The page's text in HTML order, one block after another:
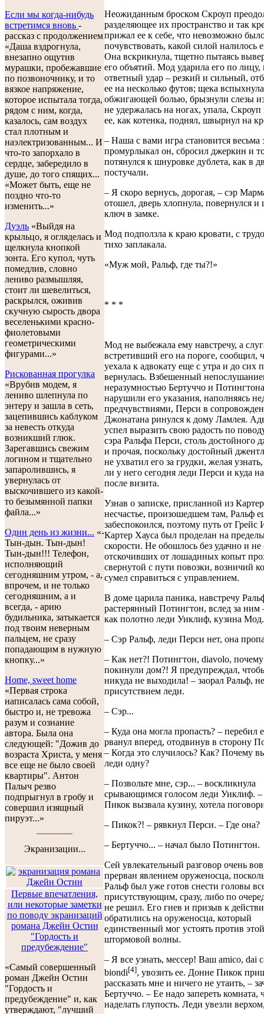
Если мы когда-нибудь
встретимся вновь -
рассказ с продолжением
«Даша вздрогнула,
внезапно ощутив
мурашки, пробежавшие
по позвоночнику, и то
вязкое напряжение,
которое испытала тогда,
рядом с ним, когда,
казалось, сам воздух
стал плотным и
наэлектризованным... И
что-то запорхало в
сердце, забередило в
душе, до того спящих...
«Может быть, еще не
поздно что-то
изменить...»
Дуэль «Выйдя на
крыльцо, я огляделась и
щелкнула кнопкой
зонта. Его купол, чуть
помедлив, словно
лениво размышляя,
стоит ли шевелиться,
раскрылся, оживив
скучную сырость двора
веселенькими красно-
фиолетовыми
геометрическими
фигурами...»
Рискованная прогулка
«Врубив модем, я
лениво шлепнула по
энтеру и зашла в сеть,
зацепившись каблуком
за невесть откуда
возникший глюк.
Зарегавшись свежим
логином и тщательно
запаролившись, я
увернулась от
выскочившего из какой-
то безымянной папки
файла...»
Один день из жизни... «-
Тын-дын. Тын-дын!
Тын-дын!!! Телефон,
исполняющий
сегодняшним утром, - а,
впрочем, и не только
сегодняшним, а и
всегда, - арию
будильника, затыкается
под твоим неверным
пальцем, не сразу
попадающим в нужную
кнопку...»
Home, sweet home
«Первая строка
написалась сама собой,
быстро и, не тревожа
разум и сознание
автора. Была она
следующей: "Дожив до
возраста Христа, у меня
все еще не было своей
квартиры". Антон
Палыч резво
подпрыгнул в гробу и
совершил изящный
пируэт...»
Экранизации...
Первые впечатления,
или некоторые заметки
по поводу экранизаций
романа Джейн Остин
"Гордость и
предубеждение"
«Самый совершенный
роман Джейн Остин
"Гордость и
предубеждение" и, как
утверждают, "лучший
Неожиданным броском Скроуп
разделяющее их пространство и так
прижал ее к себе, что невозможно
почувствовать, какой силой налилось
Она вскрикнула, тщетно пытаясь
его объятий. Мод ударила его по лицу,
ответный удар – резкий и сильный,
ее на несколько футов; щека вспыхнула
обжигающей болью, брызнули слезы
не удержалась на ногах, упала, Скроуп
ее, как котенка, поднял, швырнул на
– Наша с вами игра становится весьма
промурлыкал он, сбросил джеркин и
потянулся к шнуровке дублета, как в
постучали.
– Я скоро вернусь, дорогая, – сэр
отошел, дверь хлопнула, повернулся и
ключ в замке.
Мод подползла к краю кровати, с
тихо заплакала.
«Муж мой, Ральф, где ты?!»
* * *
Мод не выбежала ему навстречу, а
встретивший его на пороге, сообщил,
уехала к адвокату еще с утра и до сих
вернулась. Взбешенный
неразумностью Бертуччо и
нарушили его указания, наполняясь
предчувствиями, Перси в
Джонатана ринулся к дому Ламлея.
успел выразить свою радость по
сэра Ральфа Перси, столь достойного
и прочая, поскольку достойный
не ухватил его за грудки, желая
ли у него сегодня леди Перси и куда
после визита.
Узнав о записке, присланной из
несчастье, произошедшем там, Ральф
забеспокоился, поэтому путь от Грейс
Картер Хауса был проделан на
скорости. Не обошлось без удачно и не
отскочивших от лошадиных копыт
свернутой с пути повозки, возничий
сумел справиться с управлением.
В доме царила паника, навстречу
растерянный Потингтон, вслед за ним
как полотно леди Уиклиф, кузина Мод.
– Сэр Ральф, леди Перси нет, она
– Как нет?! Потингтон, diavolo,
покинули дом?! Я предупреждал,
никуда не выходила! – заорал Ральф,
присутствием леди.
– Сэр...
– Куда она могла пропасть? – перебил
рванул вперед, отодвинув в сторону
– Когда это случилось? Как? Почему
леди одну?
– Позвольте мне, сэр... – воскликнула
срывающимся голосом леди Уиклиф.
Пикок вызвала кузину, хотела
– Пикок?! – рявкнул Перси. – Где она?
– Бертуччо... – начал было Потингтон.
Сей увлекательный разговор очень
прерван явлением оруженосца,
Ральф был уже готов снести головы
присутствующим, сразу, либо по
не решил. Его гнев и призыв к
обратились на оруженосца, который
единственный мог устоять против этой
штормовой волны.
– Я все узнать, мессер! Ваш amico, dai
biondi[4], увозить ее. Донне Пикок
рассказать мне и ничего не утаить, –
Бертуччо. – Ее надо запереть комната,
наделать глупость. Леди увезли